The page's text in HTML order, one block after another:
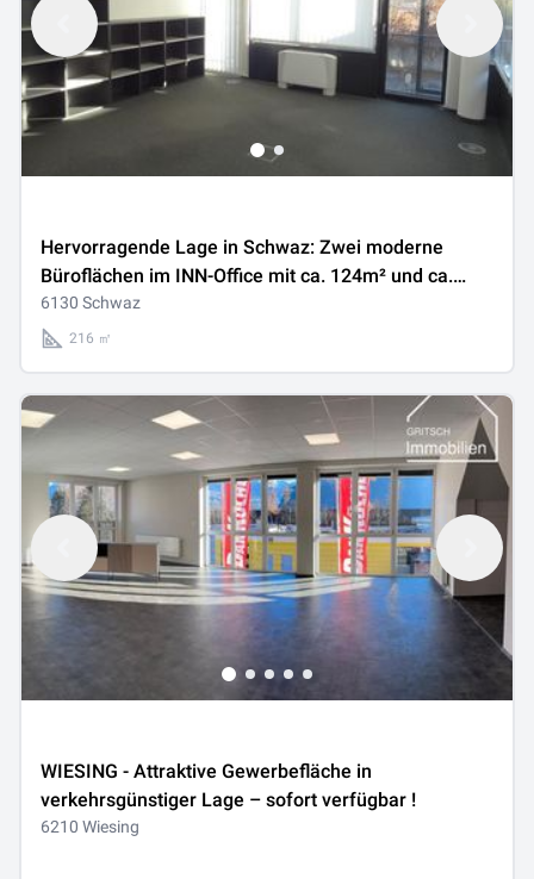
Hervorragende Lage in Schwaz: Zwei moderne
Büroflächen im INN-Office mit ca. 124m² und ca.
216m² - einzeln oder gemeinsam anmietbar -
gelangen zur Neuvermietung
6130 Schwaz
216 ㎡
WIESING - Attraktive Gewerbefläche in
verkehrsgünstiger Lage – sofort verfügbar !
6210 Wiesing